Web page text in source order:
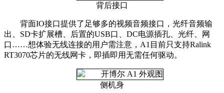
背后接口
背面IO接口提供了足够多的视频音频接口，光纤音频输
出、SD卡扩展槽、后置的USB口、DC电源插孔、光纤、网
口……想体验无线连接的用户需注意，A1目前只支持Ralink
RT3070芯片的无线网卡，即插即用无需任何驱动。
侧机身